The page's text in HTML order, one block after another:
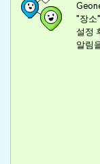
"장소
설정
알림